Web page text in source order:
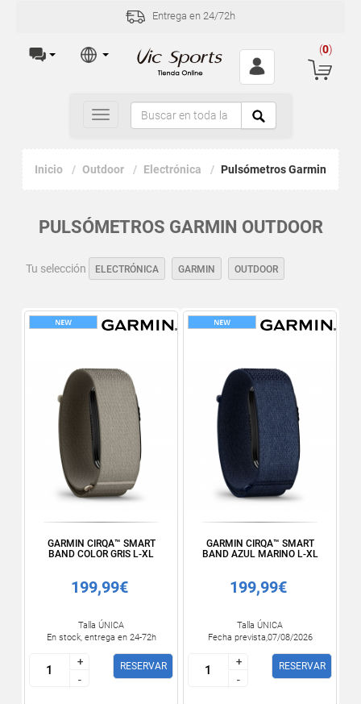
Entrega en 24/72h
(0)
Toggle
navigation
Inicio Outdoor Electrónica Pulsómetros Garmin
PULSÓMETROS GARMIN OUTDOOR
Tu selección ELECTRÓNICA GARMIN OUTDOOR
GARMIN CIRQA™ SMART
BAND COLOR GRIS L-XL
199,99€
Talla ÚNICA
En stock, entrega en 24-72h
+
-
+
-
RESERVAR
GARMIN CIRQA™ SMART
BAND AZUL MARINO L-XL
199,99€
Talla ÚNICA
Fecha prevista,07/08/2026
+
-
+
-
RESERVAR